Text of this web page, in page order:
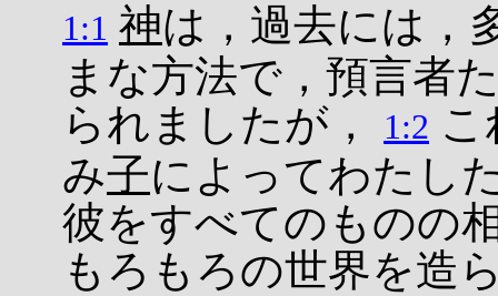
1:1 神は，過去には，
まな方法で，預言者
られましたが，
1:2 こ
み子によってわたし
彼をすべてのものの
もろもろの世界を造